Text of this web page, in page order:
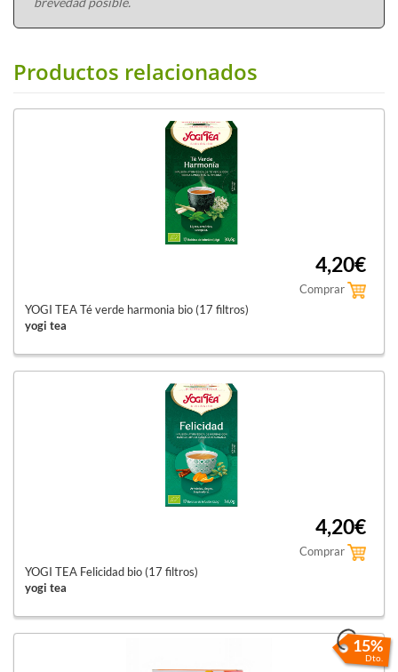
Productos relacionados
4,20€
Comprar
YOGI TEA Té verde harmonia bio (17 filtros)
yogi tea
4,20€
Comprar
YOGI TEA Felicidad bio (17 filtros)
yogi tea
15%
Dto.